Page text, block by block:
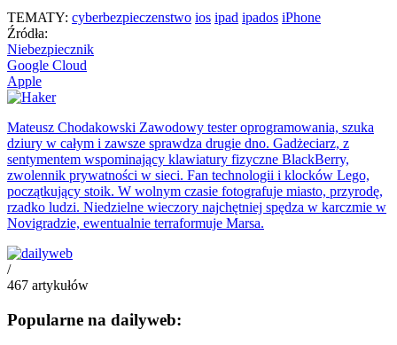
TEMATY: cyberbezpieczenstwo ios ipad ipados iPhone
Źródła:
Niebezpiecznik
Google Cloud
Apple
Mateusz Chodakowski Zawodowy tester oprogramowania, szuka
dziury w całym i zawsze sprawdza drugie dno. Gadżeciarz, z
sentymentem wspominający klawiatury fizyczne BlackBerry,
zwolennik prywatności w sieci. Fan technologii i klocków Lego,
początkujący stoik. W wolnym czasie fotografuje miasto, przyrodę,
rzadko ludzi. Niedzielne wieczory najchętniej spędza w karczmie w
Novigradzie, ewentualnie terraformuje Marsa.
/
467 artykułów
Popularne na dailyweb: